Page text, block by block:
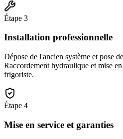
Étape 3
Installation professionnelle
Dépose de l'ancien système et pose
Raccordement hydraulique et mise
frigoriste.
Étape 4
Mise en service et garanties